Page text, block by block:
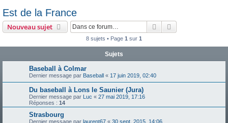
Est de la France
Nouveau sujet Rechercher
8 sujets • Page 1 sur 1
Sujets
Baseball à Colmar
Dernier message par Baseball « 17 juin 2019, 02:40
Du baseball à Lons le Saunier (Jura)
Dernier message par Luc « 27 mai 2019, 17:16
Réponses : 14
Strasbourg
Dernier message par laurent67 « 30 sept. 2015, 14:06